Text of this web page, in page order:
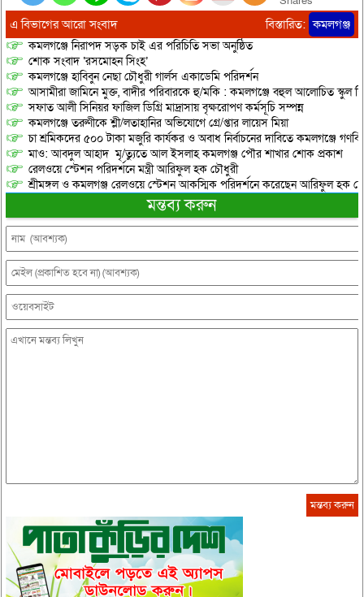
এ বিভাগের আরো সংবাদ বিস্তারিত: কমলগঞ্জ
কমলগঞ্জে নিরাপদ সড়ক চাই এর পরিচিতি সভা অনুষ্ঠিত
শোক সংবাদ ‘রসমোহন সিংহ’
কমলগঞ্জে হাবিবুন নেছা চৌধুরী গার্লস একাডেমি পরিদর্শন
আসামীরা জামিনে মুক্ত, বাদীর পরিবারকে হু/মকি : কমলগঞ্জে বহুল আলোচিত স্কুল
সফাত আলী সিনিয়র ফাজিল ডিগ্রি মাদ্রাসায় বৃক্ষরোপণ কর্মসূচি সম্পন্ন
কমলগঞ্জে তরুণীকে শ্লী/লতাহানির অভিযোগে গ্রে/প্তার লায়েস মিয়া
চা শ্রমিকদের ৫০০ টাকা মজুরি কার্যকর ও অবাধ নির্বাচনের দাবিতে কমলগঞ্জে
মাও: আবদুল আহাদ মৃ/ত্যুতে আল ইসলাহ কমলগঞ্জ পৌর শাখার শোক প্রকাশ
রেলওয়ে স্টেশন পরিদর্শনে মন্ত্রী আরিফুল হক চৌধুরী
শ্রীমঙ্গল ও কমলগঞ্জ রেলওয়ে স্টেশন আকস্মিক পরিদর্শনে করেছেন আরিফুল হক
মন্তব্য করুন